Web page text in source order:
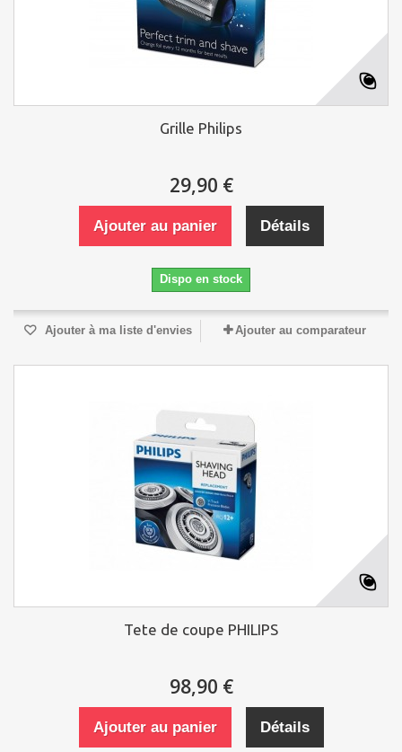
Grille Philips
29,90 €
Ajouter au panier Détails
Dispo en stock
Ajouter à ma liste d'envies Ajouter au comparateur
Tete de coupe PHILIPS
98,90 €
Ajouter au panier Détails